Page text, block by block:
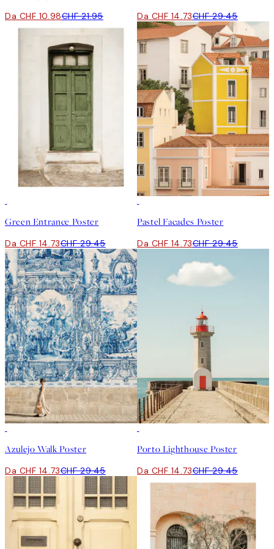
Da CHF 10.98CHF 21.95 Da CHF 14.73CHF 29.45
Green Entrance Poster
Da CHF 14.73CHF 29.45
Pastel Facades Poster
Da CHF 14.73CHF 29.45
Azulejo Walk Poster
Da CHF 14.73CHF 29.45
Porto Lighthouse Poster
Da CHF 14.73CHF 29.45